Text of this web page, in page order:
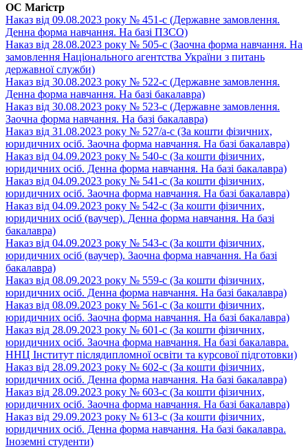
ОС Магістр
Наказ від 09.08.2023 року № 451-с (Державне замовлення.
Денна форма навчання. На базі ПЗСО)
Наказ від 28.08.2023 року № 505-с (Заочна форма навчання. На
замовлення Національного агентства України з питань
державної служби)
Наказ від 30.08.2023 року № 522-с (Державне замовлення.
Денна форма навчання. На базі бакалавра)
Наказ від 30.08.2023 року № 523-с (Державне замовлення.
Заочна форма навчання. На базі бакалавра)
Наказ від 31.08.2023 року № 527/а-c (За кошти фізичних,
юридичних осіб. Заочна форма навчання. На базі бакалавра)
Наказ від 04.09.2023 року № 540-c (За кошти фізичних,
юридичних осіб. Денна форма навчання. На базі бакалавра)
Наказ від 04.09.2023 року № 541-с (За кошти фізичних,
юридичних осіб. Заочна форма навчання. На базі бакалавра)
Наказ від 04.09.2023 року № 542-с (За кошти фізичних,
юридичних осіб (ваучер). Денна форма навчання. На базі
бакалавра)
Наказ від 04.09.2023 року № 543-с (За кошти фізичних,
юридичних осіб (ваучер). Заочна форма навчання. На базі
бакалавра)
Наказ від 08.09.2023 року № 559-с (За кошти фізичних,
юридичних осіб. Денна форма навчання. На базі бакалавра)
Наказ від 08.09.2023 року № 561-с (За кошти фізичних,
юридичних осіб. Заочна форма навчання. На базі бакалавра)
Наказ від 28.09.2023 року № 601-с (За кошти фізичних,
юридичних осіб. Заочна форма навчання. На базі бакалавра.
ННЦ Інститут післядипломної освіти та курсової підготовки)
Наказ від 28.09.2023 року № 602-с (За кошти фізичних,
юридичних осіб. Денна форма навчання. На базі бакалавра)
Наказ від 28.09.2023 року № 603-с (За кошти фізичних,
юридичних осіб. Заочна форма навчання. На базі бакалавра)
Наказ від 29.09.2023 року № 613-с (За кошти фізичних,
юридичних осіб. Денна форма навчання. На базі бакалавра.
Іноземні студенти)